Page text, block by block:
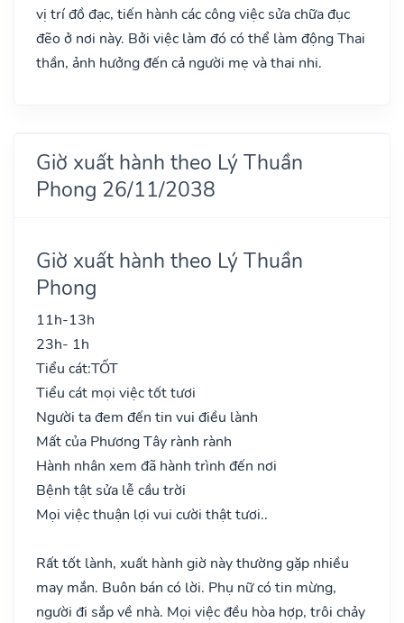
vị trí đồ đạc, tiến hành các công việc sửa chữa đục
đẽo ở nơi này. Bởi việc làm đó có thể làm động Thai
thần, ảnh hưởng đến cả người mẹ và thai nhi.
Giờ xuất hành theo Lý Thuần
Phong 26/11/2038
Giờ xuất hành theo Lý Thuần
Phong
11h-13h
23h- 1h
Tiểu cát:TỐT
Tiểu cát mọi việc tốt tươi
Người ta đem đến tin vui điều lành
Mất của Phương Tây rành rành
Hành nhân xem đã hành trình đến nơi
Bệnh tật sửa lễ cầu trời
Mọi việc thuận lợi vui cười thật tươi..
Rất tốt lành, xuất hành giờ này thường gặp nhiều
may mắn. Buôn bán có lời. Phụ nữ có tin mừng,
người đi sắp về nhà. Mọi việc đều hòa hợp, trôi chảy